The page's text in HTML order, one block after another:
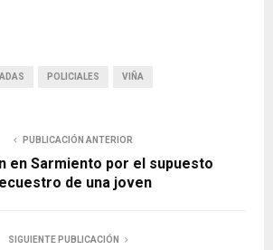
POLICIALES VIÑA
PUBLICACIÓN ANTERIOR
en Sarmiento por el supuesto
de una joven
SIGUIENTE PUBLICACIÓN